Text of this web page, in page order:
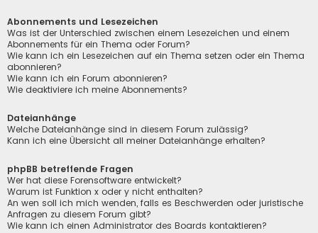
Abonnements und Lesezeichen
Was ist der Unterschied zwischen einem Lesezeichen und einem
Abonnements für ein Thema oder Forum?
Wie kann ich ein Lesezeichen auf ein Thema setzen oder ein Thema
abonnieren?
Wie kann ich ein Forum abonnieren?
Wie deaktiviere ich meine Abonnements?
Dateianhänge
Welche Dateianhänge sind in diesem Forum zulässig?
Kann ich eine Übersicht all meiner Dateianhänge erhalten?
phpBB betreffende Fragen
Wer hat diese Forensoftware entwickelt?
Warum ist Funktion x oder y nicht enthalten?
An wen soll ich mich wenden, falls es Beschwerden oder juristische
Anfragen zu diesem Forum gibt?
Wie kann ich einen Administrator des Boards kontaktieren?